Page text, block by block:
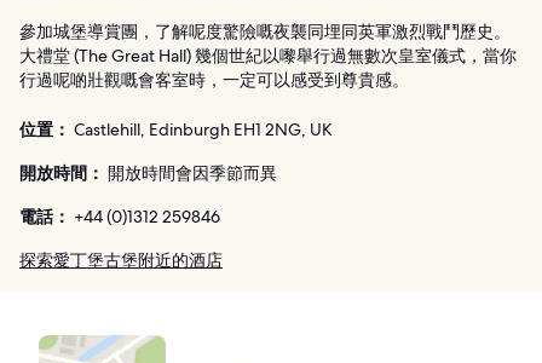
參加城堡導賞團，了解呢度驚險嘅夜襲同埋同英軍激烈戰鬥歷史。
大禮堂 (The Great Hall) 幾個世紀以嚟舉行過無數次皇室儀式，當你
行過呢啲壯觀嘅會客室時，一定可以感受到尊貴感。
位置： Castlehill, Edinburgh EH1 2NG, UK
開放時間： 開放時間會因季節而異
電話： +44 (0)1312 259846
探索愛丁堡古堡附近的酒店